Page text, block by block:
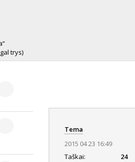
trys)
Tema
2015 04 23 16:49
Taškai:
24